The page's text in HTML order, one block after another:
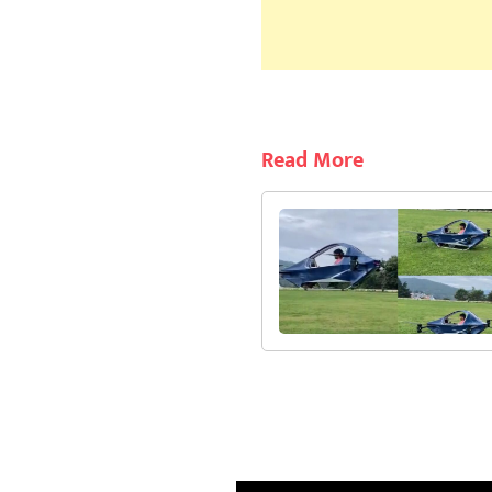
Read More